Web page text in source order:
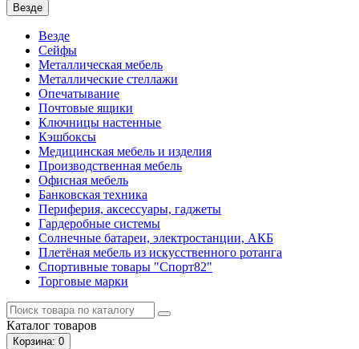
Везде
Везде
Сейфы
Металлическая мебель
Металлические стеллажи
Опечатывание
Почтовые ящики
Ключницы настенные
Кэшбоксы
Медицинская мебель и изделия
Производственная мебель
Офисная мебель
Банковская техника
Периферия, аксессуары, гаджеты
Гардеробные системы
Солнечные батареи, электростанции, АКБ
Плетёная мебель из искусственного ротанга
Спортивные товары "Спорт82"
Торговые марки
Каталог товаров
Корзина: 0